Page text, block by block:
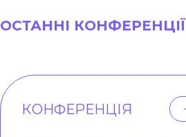
ОСТАННІ КОНФЕРЕНЦІЇ
КОНФЕРЕНЦІЯ